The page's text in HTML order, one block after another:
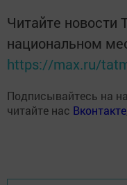
Читайте новости
национальном
https://max.ru/
Подписывайтесь на
читайте нас Вконтакте